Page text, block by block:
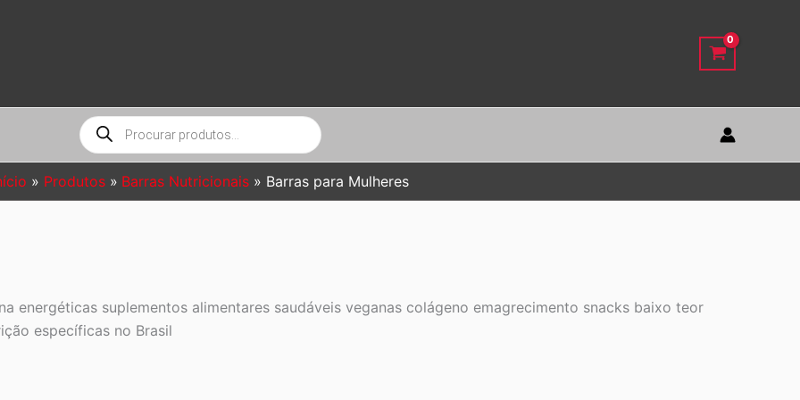
Pesquisar
produtos
Produtos Barras Nutricionais Barras para Mulheres
energéticas suplementos alimentares saudáveis veganas colágeno emagrecimento snacks baixo teor
específicas no Brasil